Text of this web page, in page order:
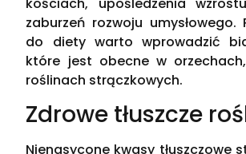
zaburzeń rozwoju umysłowego.
do diety warto wprowadzić
które jest obecne w
roślinach strączkowych.
Zdrowe tłuszcze
Nienasycone kwasy tłuszczowe